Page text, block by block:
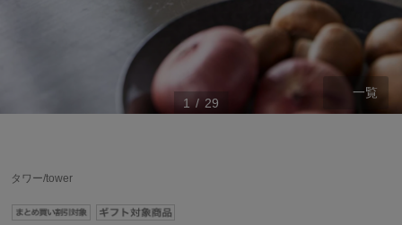
1 / 29
一覧
タワー/tower